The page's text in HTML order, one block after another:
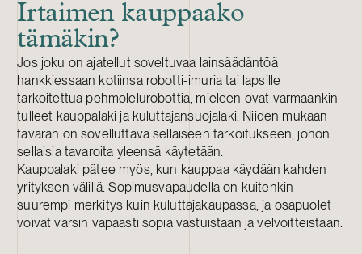
Irtaimen kauppaako
tämäkin?
Jos joku on ajatellut soveltuvaa lainsäädäntöä
hankkiessaan kotiinsa robotti-imuria tai lapsille
tarkoitettua pehmolelurobottia, mieleen ovat varmaankin
tulleet kauppalaki ja kuluttajansuojalaki. Niiden mukaan
tavaran on sovelluttava sellaiseen tarkoitukseen, johon
sellaisia tavaroita yleensä käytetään.
Kauppalaki pätee myös, kun kauppaa käydään kahden
yrityksen välillä. Sopimusvapaudella on kuitenkin
suurempi merkitys kuin kuluttajakaupassa, ja osapuolet
voivat varsin vapaasti sopia vastuistaan ja velvoitteistaan.